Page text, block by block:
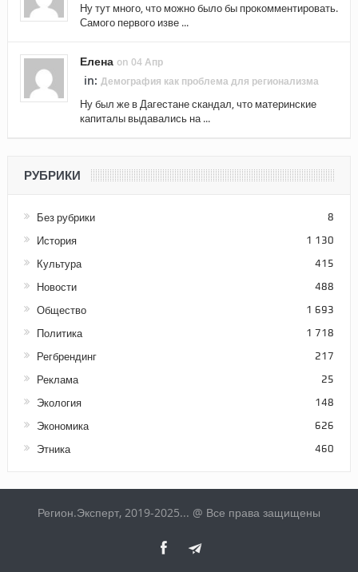
Ну тут много, что можно было бы прокомментировать.
Самого первого изве ...
Елена on 04 Апр
in: Демография как проблема для регионализма
Ну был же в Дагестане скандал, что материнские
капиталы выдавались на ...
РУБРИКИ
Без рубрики 8
История 1 130
Культура 415
Новости 488
Общество 1 693
Политика 1 718
Регбрендинг 217
Реклама 25
Экология 148
Экономика 626
Этника 460
Регион.Эксперт, 2019-2025... @ Все права защищены